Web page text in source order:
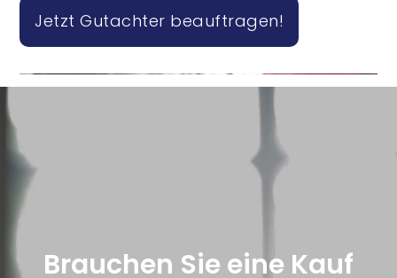
Jetzt Gutachter beauftragen!
Brauchen Sie eine Kauf